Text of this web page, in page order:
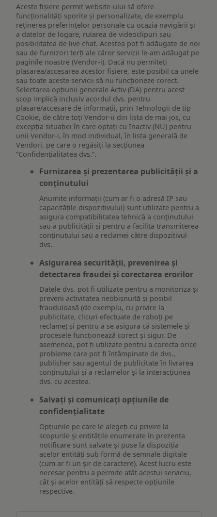
Aceste fișiere permit website-ului să ofere
funcționalități sporite și personalizate, de exemplu
reţinerea preferinţelor personale cu ocazia navigării și
a datelor de logare, rularea de videoclipuri sau
posibilitatea de live chat. Acestea pot fi adăugate de noi
sau de furnizori terți ale căror servicii le-am adăugat pe
paginile noastre (Vendor-i). Dacă nu permiteți
plasarea/accesarea acestor fișiere, este posibil ca unele
sau toate aceste servicii să nu funcționeze corect.
Selectarea opțiunii generale Activ (DA) pentru acest
scop implică inclusiv acordul dvs. pentru
plasare/accesare de informații, prin Tehnologii de tip
Cookie, de către toți Vendor-ii din lista de mai jos, cu
excepția situației în care optați cu Inactiv (NU) pentru
unii Vendor-i, în mod individual, în lista generală de
Vendori, pe care o regăsiți la secțiunea
“Confidențialitatea dvs.”.
Furnizarea și prezentarea publicității și a
conținutului
Anumite informații (cum ar fi o adresă IP sau
capacitățile dispozitivului) sunt utilizate pentru a
asigura compatibilitatea tehnică a conținutului
sau a publicității și pentru a facilita transmiterea
conținutului sau a reclamei către dispozitivul
dvs.
Asigurarea securității, prevenirea și
detectarea fraudei și corectarea erorilor
Datele dvs. pot fi utilizate pentru a monitoriza și
preveni activitatea neobișnuită și posibil
frauduloasă (de exemplu, cu privire la
publicitate, clicuri efectuate de roboți pe
reclame) și pentru a se asigura că sistemele și
procesele funcționează corect și sigur. De
asemenea, pot fi utilizate pentru a corecta orice
probleme care pot fi întâmpinate de dvs.,
publisher sau agentul de publicitate în livrarea
conținutului și a reclamelor și la interacțiunea
dvs. cu acestea.
Salvați și comunicați opțiunile de
confidențialitate
Opțiunile pe care le alegeți cu privire la
scopurile și entitățile enumerate în prezenta
notificare sunt salvate și puse la dispoziția
acelor entități sub formă de semnale digitale
(cum ar fi un șir de caractere). Acest lucru este
necesar pentru a permite atât acestui serviciu,
cât și acelor entități să respecte opțiunile
respective.